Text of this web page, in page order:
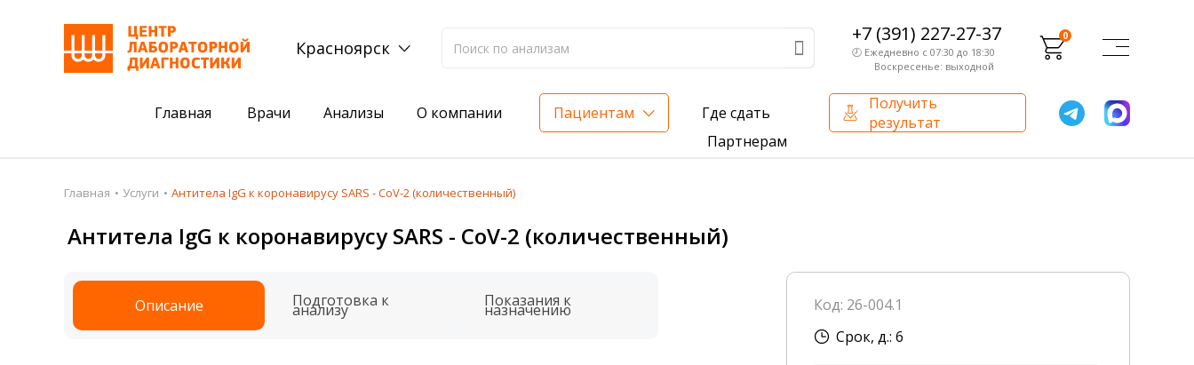
Красноярск
+7 (391) 227-27-37
🕗 Ежедневно с 07:30 до 18:30
Воскресенье: выходной
0
Главная Врачи Анализы О компании Пациентам
Где сдать
Партнерам
Получить
результат
Пациентам
Акции
Подготовка к анализам
Получить результаты
Акции
Комплексный анализ на жирорастворимые витамины — всего 3 999 ₽
Сдать клеща на анализ для проверки на наличие инфекций
Внутренний аудит
Главная Услуги Антитела IgG к коронавирусу SARS - СoV-2 (количественный)
Антитела IgG к коронавирусу SARS - СoV-2 (количественный)
Описание Подготовка к
анализу Показания к
назначению
Код: 26-004.1
Срок, д.: 6